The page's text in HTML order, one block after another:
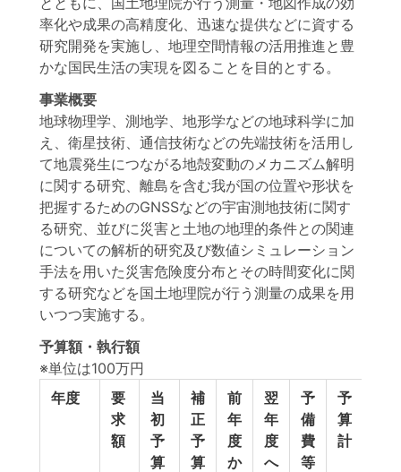
率化や成果の高精度化、迅速な提供などに資する
研究開発を実施し、地理空間情報の活用推進と豊
かな国民生活の実現を図ることを目的とする。
事業概要
地球物理学、測地学、地形学などの地球科学に加
え、衛星技術、通信技術などの先端技術を活用し
て地震発生につながる地殻変動のメカニズム解明
に関する研究、離島を含む我が国の位置や形状を
把握するためのGNSSなどの宇宙測地技術に関す
る研究、並びに災害と土地の地理的条件との関連
についての解析的研究及び数値シミュレーション
手法を用いた災害危険度分布とその時間変化に関
する研究などを国土地理院が行う測量の成果を用
いつつ実施する。
予算額・執行額
※単位は100万円
年度
要
求
額
当
初
予
算
補
正
予
算
前
年
度
か
翌
年
度
へ
予
備
費
等
予
算
計